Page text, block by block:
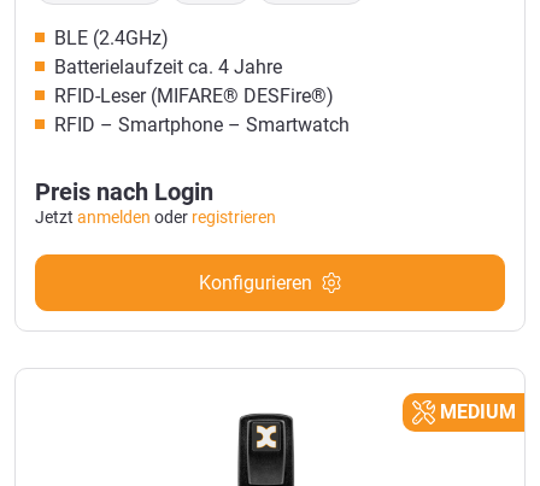
BLE (2.4GHz)
Batterielaufzeit ca. 4 Jahre
RFID-Leser (MIFARE® DESFire®)
RFID – Smartphone – Smartwatch
Preis nach Login
Jetzt anmelden oder registrieren
Konfigurieren
MEDIUM